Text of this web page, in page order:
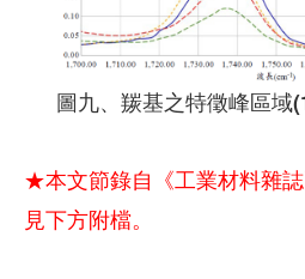
圖九、羰基之特徵峰區域
★本文節錄自《工業材料雜
見下方附檔。